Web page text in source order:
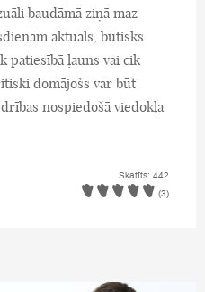
baudāmā ziņā maz
aktuāls, būtisks
patiesībā ļauns vai cik
domājošs var būt
nospiedošā viedokļa
Skatīts: 442
(3)